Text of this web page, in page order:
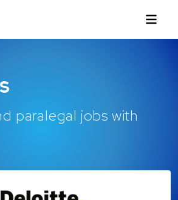
paralegal jobs with